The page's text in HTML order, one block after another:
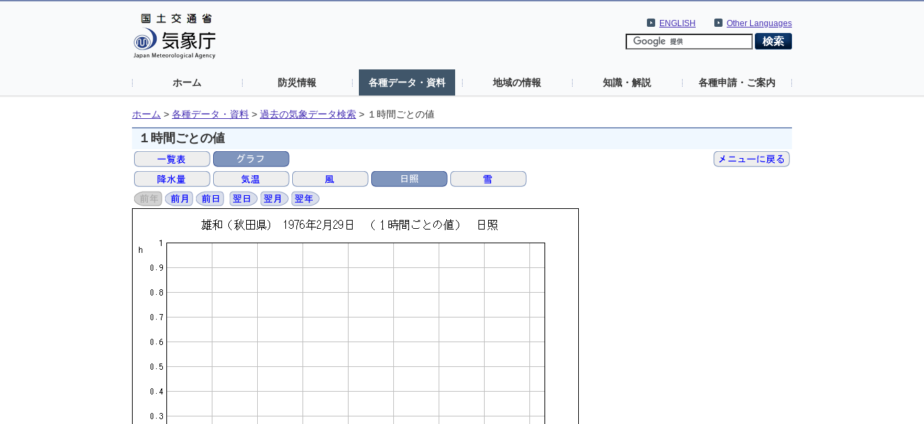
Other Languages
ENGLISH
ホーム 防災情報 各種データ・資料 地域の情報 知識・解説 各種申請・ご案内
ホーム > 各種データ・資料 > 過去の気象データ検索 > １時間ごとの値
１時間ごとの値